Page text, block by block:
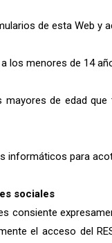
de esta Web y
los menores de 14
mayores de edad
informáticos para
sociales
consiente
el acceso del